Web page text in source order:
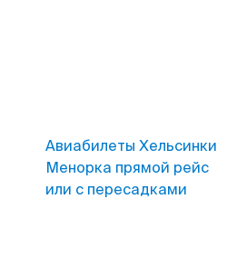
Авиабилеты Хельсинки
Менорка прямой рейс
или с пересадками